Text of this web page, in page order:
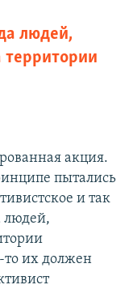
людей,
территории
акция.
пытались
и так
людей,
то их должен